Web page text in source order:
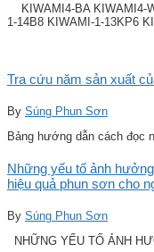
KIWAMI4-BA KIWAMI4-
1-14B8 KIWAMI-1-13KP6
Tra cứu năm sản xuất
By Súng Phun Sơn
Bảng hướng dẫn cách đọc
Những yếu tố ảnh
hiệu quả phun sơn cho
By Súng Phun Sơn
NHỮNG YẾU TỐ ẢNH